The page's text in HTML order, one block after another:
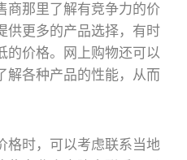
商那里了解有竞争力的价
供更多的产品选择，有时
的价格。网上购物还可以
解各种产品的性能，从而
格时，可以考虑联系当地